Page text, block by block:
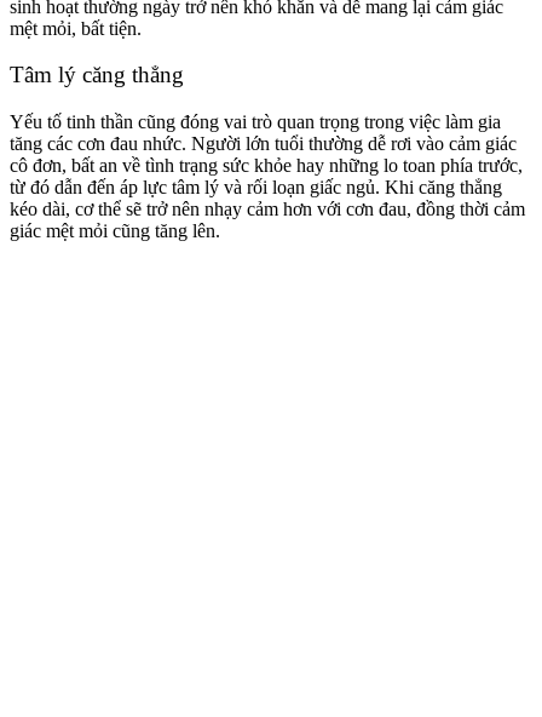
sinh hoạt thường ngày trở nên khó khăn và dễ mang lại cảm giác
mệt mỏi, bất tiện.
Tâm lý căng thẳng
Yếu tố tinh thần cũng đóng vai trò quan trọng trong việc làm gia
tăng các cơn đau nhức. Người lớn tuổi thường dễ rơi vào cảm giác
cô đơn, bất an về tình trạng sức khỏe hay những lo toan phía trước,
từ đó dẫn đến áp lực tâm lý và rối loạn giấc ngủ. Khi căng thẳng
kéo dài, cơ thể sẽ trở nên nhạy cảm hơn với cơn đau, đồng thời cảm
giác mệt mỏi cũng tăng lên.